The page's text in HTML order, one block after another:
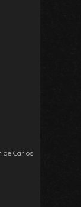
de Carlos